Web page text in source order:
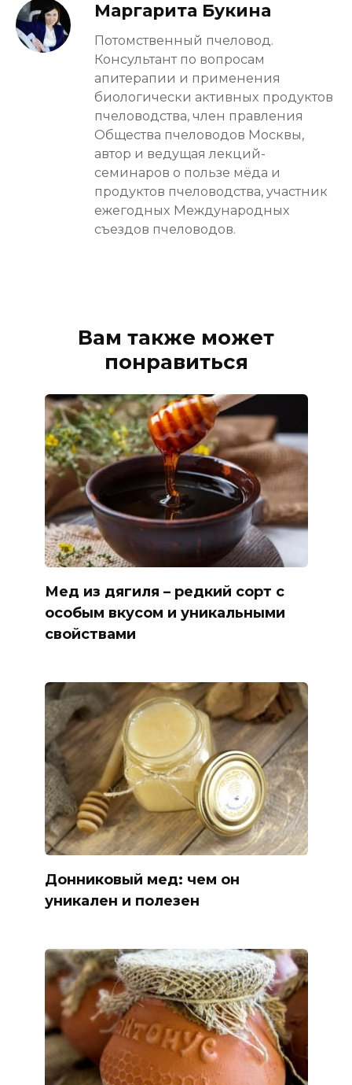
Маргарита Букина
Потомственный пчеловод.
Консультант по вопросам
апитерапии и применения
биологически активных продуктов
пчеловодства, член правления
Общества пчеловодов Москвы,
автор и ведущая лекций-
семинаров о пользе мёда и
продуктов пчеловодства, участник
ежегодных Международных
съездов пчеловодов.
Вам также может
понравиться
Мед из дягиля – редкий сорт с
особым вкусом и уникальными
свойствами
Донниковый мед: чем он
уникален и полезен